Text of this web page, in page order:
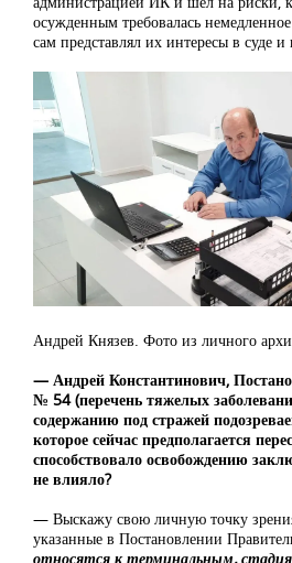
осужденным требовалась
сам представлял их интересы в суде
Андрей Князев. Фото из личного
— Андрей Константинович,
№ 54 (перечень тяжелых
содержанию под стражей
которое сейчас предполагается
способствовало освобождению
не влияло?
— Выскажу свою личную точку
указанные в Постановлении
относятся к терминальным,